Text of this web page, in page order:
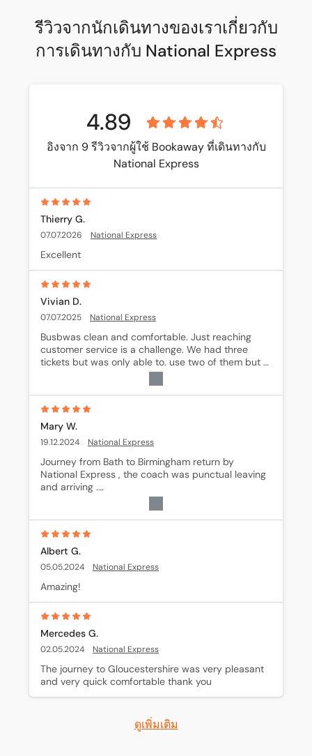
รีวิวจากนักเดินทางของเราเกี่ยวกับ
การเดินทางกับ National Express
4.89
อิงจาก 9 รีวิวจากผู้ใช้ Bookaway ที่เดินทางกับ
National Express
Thierry G.
07.07.2026 National Express
Excellent
Vivian D.
07.07.2025 National Express
Busbwas clean and comfortable. Just reaching
customer service is a challenge. We had three
tickets but was only able to. use two of them but
have not been able to. contact customer service
for. a. refund on the unused ticket.
Mary W.
19.12.2024 National Express
Journey from Bath to Birmingham return by
National Express , the coach was punctual leaving
and arriving .
The coach was comfortable and the driver was
helpful with the luggage.
Albert G.
05.05.2024 National Express
Amazing!
Mercedes G.
02.05.2024 National Express
The journey to Gloucestershire was very pleasant
and very quick comfortable thank you
ดูเพิ่มเติม